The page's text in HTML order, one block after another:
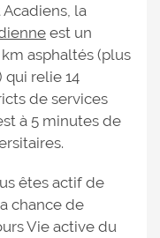
la
est un
asphaltés (plus
qui relie 14
de services
à 5 minutes de
êtes actif de
chance de
Vie active du